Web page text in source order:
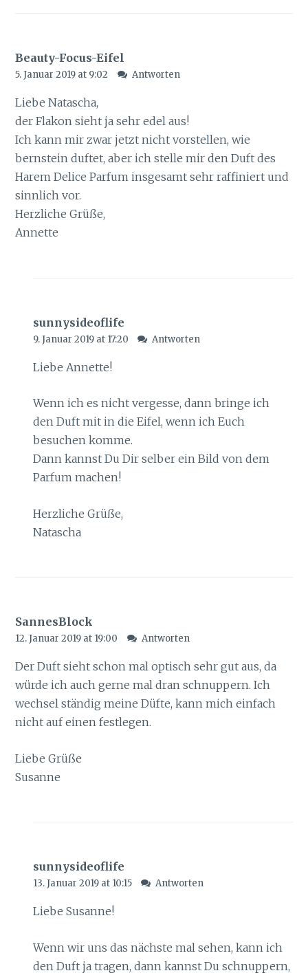
Beauty-Focus-Eifel
5. Januar 2019 at 9:02 Antworten
Liebe Natascha,
der Flakon sieht ja sehr edel aus!
Ich kann mir zwar jetzt nicht vorstellen, wie
bernstein duftet, aber ich stelle mir den Duft des
Harem Delice Parfum insgesamt sehr raffiniert und
sinnlich vor.
Herzliche Grüße,
Annette
sunnysideoflife
9. Januar 2019 at 17:20 Antworten
Liebe Annette!
Wenn ich es nicht vergesse, dann bringe ich
den Duft mit in die Eifel, wenn ich Euch
besuchen komme.
Dann kannst Du Dir selber ein Bild von dem
Parfum machen!
Herzliche Grüße,
Natascha
SannesBlock
12. Januar 2019 at 19:00 Antworten
Der Duft sieht schon mal optisch sehr gut aus, da
würde ich auch gerne mal dran schnuppern. Ich
wechsel ständig meine Düfte, kann mich einfach
nicht auf einen festlegen.
Liebe Grüße
Susanne
sunnysideoflife
13. Januar 2019 at 10:15 Antworten
Liebe Susanne!
Wenn wir uns das nächste mal sehen, kann ich
den Duft ja tragen, dann kannst Du schnuppern,